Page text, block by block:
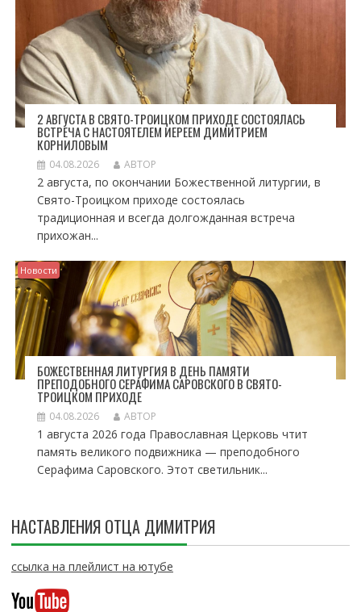
2 АВГУСТА В СВЯТО-ТРОИЦКОМ ПРИХОДЕ СОСТОЯЛАСЬ
ВСТРЕЧА С НАСТОЯТЕЛЕМ ИЕРЕЕМ ДИМИТРИЕМ
КОРНИЛОВЫМ
04.08.2026 АВТОР
2 августа, по окончании Божественной литургии, в
Свято-Троицком приходе состоялась
традиционная и всегда долгожданная встреча
прихожан...
Новости
БОЖЕСТВЕННАЯ ЛИТУРГИЯ В ДЕНЬ ПАМЯТИ
ПРЕПОДОБНОГО СЕРАФИМА САРОВСКОГО В СВЯТО-
ТРОИЦКОМ ПРИХОДЕ
04.08.2026 АВТОР
1 августа 2026 года Православная Церковь чтит
память великого подвижника — преподобного
Серафима Саровского. Этот светильник...
НАСТАВЛЕНИЯ ОТЦА ДИМИТРИЯ
ссылка на плейлист на ютубе